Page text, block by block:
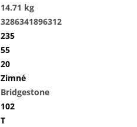
14.71 kg
3286341896312
235
55
20
Zimné
Bridgestone
102
T